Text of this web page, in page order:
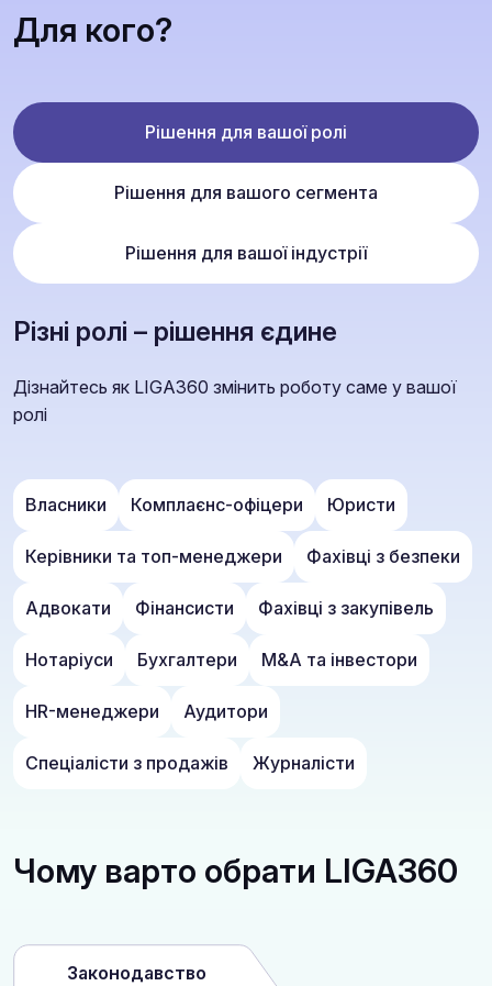
Для кого?
Рішення для вашої ролі
Рішення для вашого сегмента
Рішення для вашої індустрії
Різні ролі – рішення єдине
Дізнайтесь як LIGA360 змінить роботу саме у вашої
ролі
Власники Комплаєнс-офіцери Юристи
Керівники та топ-менеджери Фахівці з безпеки
Адвокати Фінансисти Фахівці з закупівель
Нотаріуси Бухгалтери M&A та інвестори
HR-менеджери Аудитори
Спеціалісти з продажів Журналісти
Чому варто обрати LIGA360
Законодавство